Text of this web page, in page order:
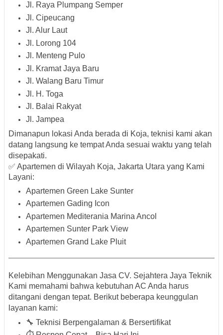
Jl. Raya Plumpang Semper
Jl. Cipeucang
Jl. Alur Laut
Jl. Lorong 104
Jl. Menteng Pulo
Jl. Kramat Jaya Baru
Jl. Walang Baru Timur
Jl. H. Toga
Jl. Balai Rakyat
Jl. Jampea
Dimanapun lokasi Anda berada di Koja, teknisi kami akan
datang langsung ke tempat Anda sesuai waktu yang telah
disepakati.
✅ Apartemen di Wilayah Koja, Jakarta Utara yang Kami
Layani:
Apartemen Green Lake Sunter
Apartemen Gading Icon
Apartemen Mediterania Marina Ancol
Apartemen Sunter Park View
Apartemen Grand Lake Pluit
Kelebihan Menggunakan Jasa CV. Sejahtera Jaya Teknik
Kami memahami bahwa kebutuhan AC Anda harus
ditangani dengan tepat. Berikut beberapa keunggulan
layanan kami:
🔧 Teknisi Berpengalaman & Bersertifikat